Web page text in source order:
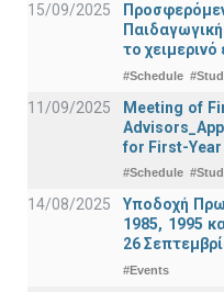
15/09/2025
το
#Schedule
11/09/2025
Meeting of
for First-Year
#Schedule
14/08/2025
Υποδοχή
1985, 1995
26
#Events